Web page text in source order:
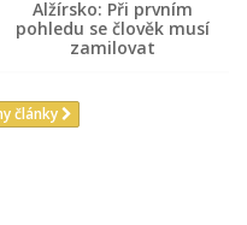
Alžírsko: Při prvním
pohledu se člověk musí
zamilovat
články